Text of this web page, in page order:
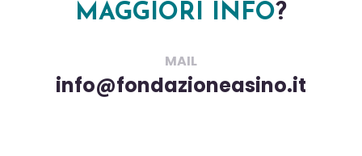
MAGGIORI INFO?
MAIL
info@fondazioneasino.it